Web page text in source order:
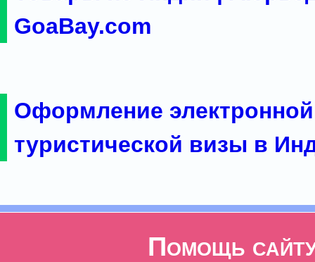
GoaBay.com
Оформление электронной
туристической визы в
Помощь